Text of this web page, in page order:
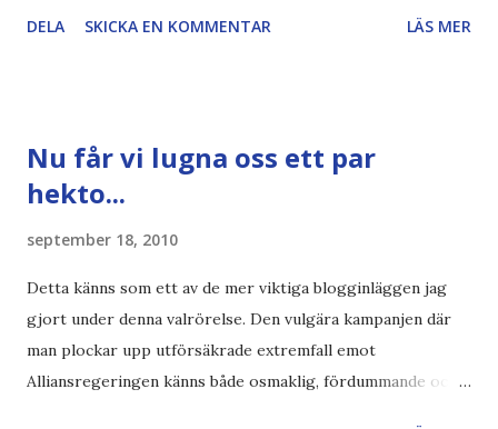
"bläck". Dels så undrar jag om de 30% besparingar -
min bloggläsarundersökning Läs även andra bloggares
åsikter om Century Gothic , besparingar , Ecofont ,
DN , Ex
DELA SKICKA EN KOMMENTAR LÄS MER
Nu får vi lugna oss ett par
hekto...
september 18, 2010
Detta känns som ett av de mer viktiga blogginläggen jag
gjort under denna valrörelse. Den vulgära kampanjen där
man plockar upp utförsäkrade extremfall emot
Alliansregeringen känns både osmaklig, fördummande och